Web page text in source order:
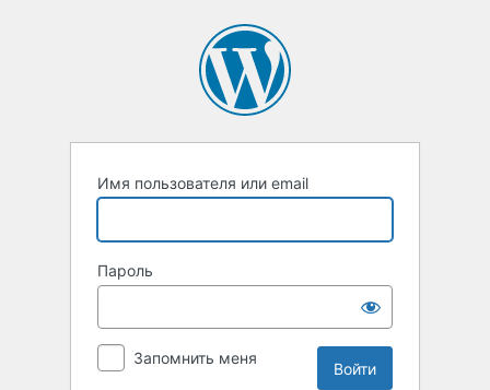
Имя пользователя или email
Пароль
Запомнить меня